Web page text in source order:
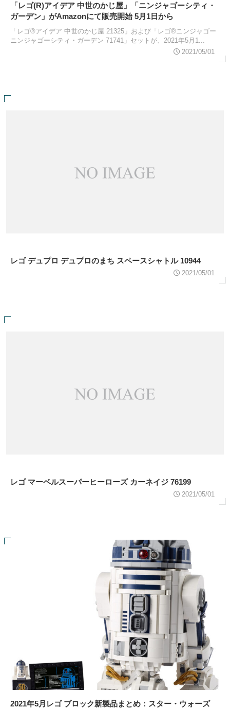
「レゴ(R)アイデア 中世のかじ屋」「ニンジャゴーシティ・
ガーデン」がAmazonにて販売開始 5月1日から
「レゴ®アイデア 中世のかじ屋 21325」および「レゴ®ニンジャゴー
ニンジャゴーシティ・ガーデン 71741」セットが、2021年5月1...
2021/05/01
レゴ デュプロ デュプロのまち スペースシャトル 10944
2021/05/01
レゴ マーベルスーパーヒーローズ カーネイジ 76199
2021/05/01
2021年5月レゴ ブロック新製品まとめ：スター・ウォーズ